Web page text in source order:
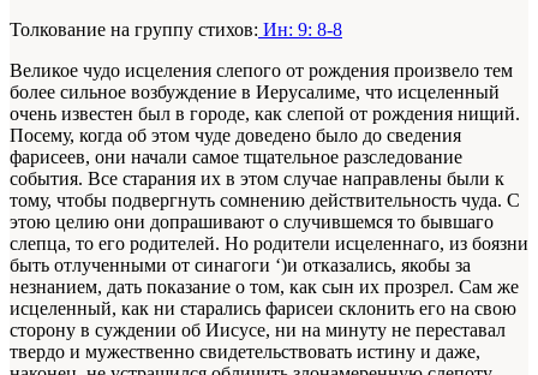
Толкование на группу стихов: Ин: 9: 8-8
Великое чудо исцеления слепого от рождения произвело тем
более сильное возбуждение в Иерусалиме, что исцеленный
очень известен был в городе, как слепой от рождения нищий.
Посему, когда об этом чуде доведено было до сведения
фарисеев, они начали самое тщательное разследование
события. Все старания их в этом случае направлены были к
тому, чтобы подвергнуть сомнению действительность чуда. С
этою целию они допрашивают о случившемся то бывшаго
слепца, то его родителей. Но родители исцеленнаго, из боязни
быть отлученными от синагоги ‘)и отказались, якобы за
незнанием, дать показание о том, как сын их прозрел. Сам же
исцеленный, как ни старались фарисеи склонить его на свою
сторону в суждении об Иисусе, ни на минуту не переставал
твердо и мужественно свидетельствовать истину и даже,